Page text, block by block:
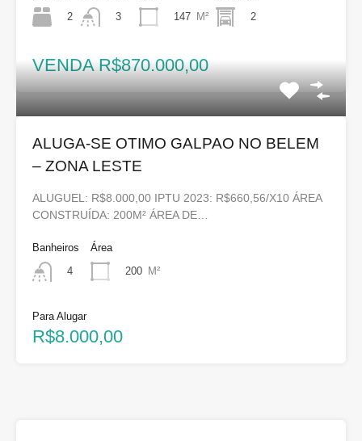
2
3
147 M²
2
VENDA R$870.000,00
ALUGA-SE OTIMO GALPAO NO BELEM
– ZONA LESTE
ALUGUEL: R$8.000,00 IPTU 2023: R$660,56/X10 ÁREA
CONSTRUÍDA: 200M² ÁREA DE…
Banheiros
4
Área
200 M²
Para Alugar
R$8.000,00